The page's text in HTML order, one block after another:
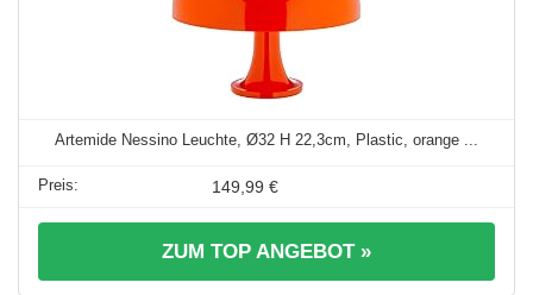
Artemide Nessino Leuchte, Ø32 H 22,3cm, Plastic, orange ...
149,99 €
ZUM TOP ANGEBOT »